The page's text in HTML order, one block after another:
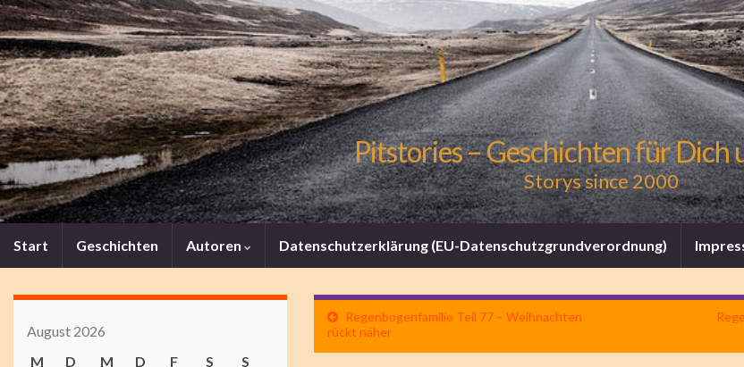
Pitstories – Geschichten für Dich
Storys since 2000
Start Geschichten Autoren Datenschutzerklärung (EU-Datenschutzgrundverordnung)
Regenbogenfamilie Teil 77 – Weihnachten
rückt näher
August 2026
M
D M D F S
S